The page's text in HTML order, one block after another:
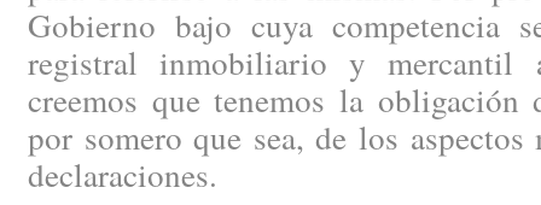
Gobierno bajo cuya competencia
registral inmobiliario y mercantil
creemos que tenemos la
por somero que sea, de los aspectos
declaraciones.